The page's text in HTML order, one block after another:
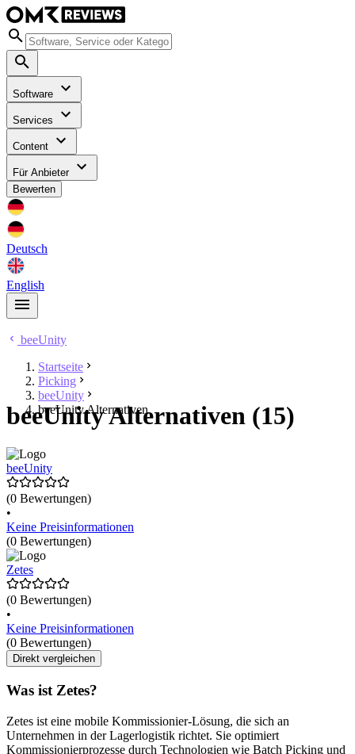
Software
Services
Content
Für Anbieter
Bewerten
Deutsch
English
beeUnity
Startseite
Picking
beeUnity
beeUnity Alternativen
beeUnity Alternativen (15)
beeUnity
(0 Bewertungen)
•
Keine Preisinformationen
(0 Bewertungen)
Zetes
(0 Bewertungen)
•
Keine Preisinformationen
(0 Bewertungen)
Direkt vergleichen
Was ist Zetes?
Zetes ist eine mobile Kommissionier-Lösung, die sich an
Unternehmen in der Lagerlogistik richtet. Sie optimiert
Kommissionierprozesse durch Technologien wie Batch Picking und